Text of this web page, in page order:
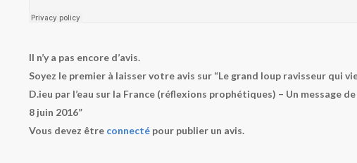
Il n’y a pas encore d’avis.
Soyez le premier à laisser votre avis sur “Le grand loup ravisseur qui
D.ieu par l’eau sur la France (réflexions prophétiques) – Un message
8 juin 2016”
Vous devez être connectépour publier un avis.